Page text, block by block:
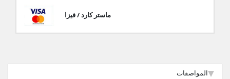
ماستر كارد / فيزا
المواصفات